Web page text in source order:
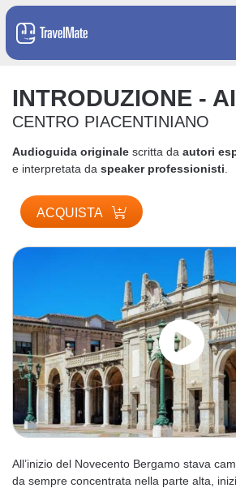
INTRODUZIONE -
CENTRO PIACENTINIANO
Audioguida originale scritta da autori
e interpretata da speaker professionisti
ACQUISTA
All’inizio del Novecento Bergamo stava
da sempre concentrata nella parte alta,